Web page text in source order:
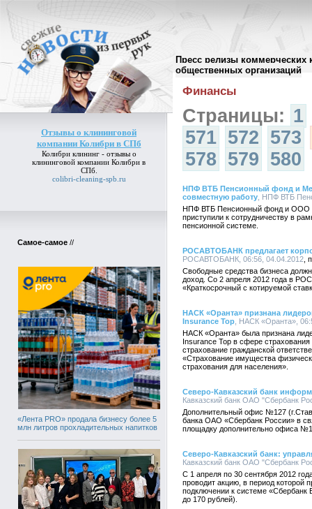
Пресс релизы коммерческих
общественных организаций
Отзывы о клининговой
компании Колибри в СПб
Колибри клининг - отзывы о
клининговой компании Колибри в
СПб.
colibri-cleaning-spb.ru
Самое-самое //
«Лента PRO» продала бизнесу более 5
млн литров прохладительных напитков
Архив пресс-релизов//
Финансы
Страницы: 1
571 572 573
578 579 580
НПФ ВТБ Пенсионный фонд и
совместную работу , НПФ ВТБ
НПФ ВТБ Пенсионный фонд и ООО
приступили к сотрудничеству в
пенсионной системе.
РОСАВТОБАНК предлагает
РОСАВТОБАНК, 06:56, 04.04.2012
Свободные средства бизнеса
доход. Со 2 апреля 2012 года в
«Краткосрочный с котируемой
НАСК «Оранта» признана
Insurance Top , НАСК «Оранта»,
НАСК «Оранта» была признана
Insurance Top в сфере страхования
страхование гражданской
«Страхование имущества
страхования для населения».
Северо-Кавказский банк
Кавказский банк ОАО "Сбербанк
Дополнительный офис №127
банка ОАО «Сбербанк России» в
площадку дополнительно офиса
Северо-Кавказский банк:
Кавказский банк ОАО "Сбербанк
С 1 апреля по 30 сентября 2012
проводит акцию, в период которой
подключении к системе «Сбербанк
до 170 рублей).